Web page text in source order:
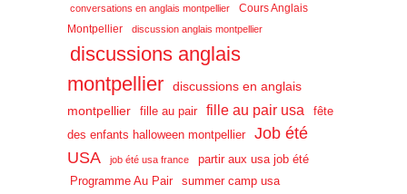
conversations en anglais montpellier
Cours Anglais
Montpellier
discussion anglais montpellier
discussions anglais
montpellier
discussions en anglais
montpellier
fille au pair fille au pair usa
fête
des enfants halloween montpellier
Job été
USA
job été usa france
partir aux usa job été
Programme Au Pair
summer camp usa